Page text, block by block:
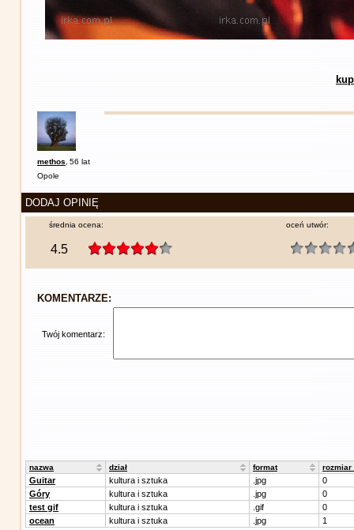
methos 56 lat
Opole
DODAJ OPINIĘ
średnia ocena:
4.5
oceń utwór:
KOMENTARZE:
Twój komentarz:
nazwa dział format rozmiar
Guitar kultura i sztuka .jpg
0
Góry
kultura i sztuka .jpg
0
test gif
kultura i sztuka .gif
0
ocean
kultura i sztuka .jpg 1